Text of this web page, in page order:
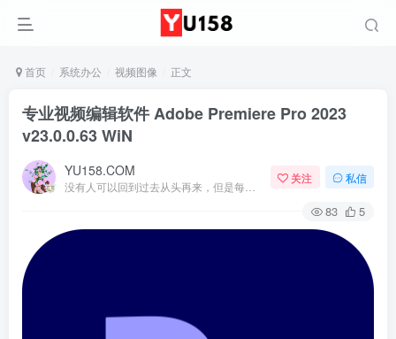
首页 系统办公 视频图像 正文
专业视频编辑软件 Adobe Premiere Pro 2023
v23.0.0.63 WiN
YU158.COM 关注 私信
83 5